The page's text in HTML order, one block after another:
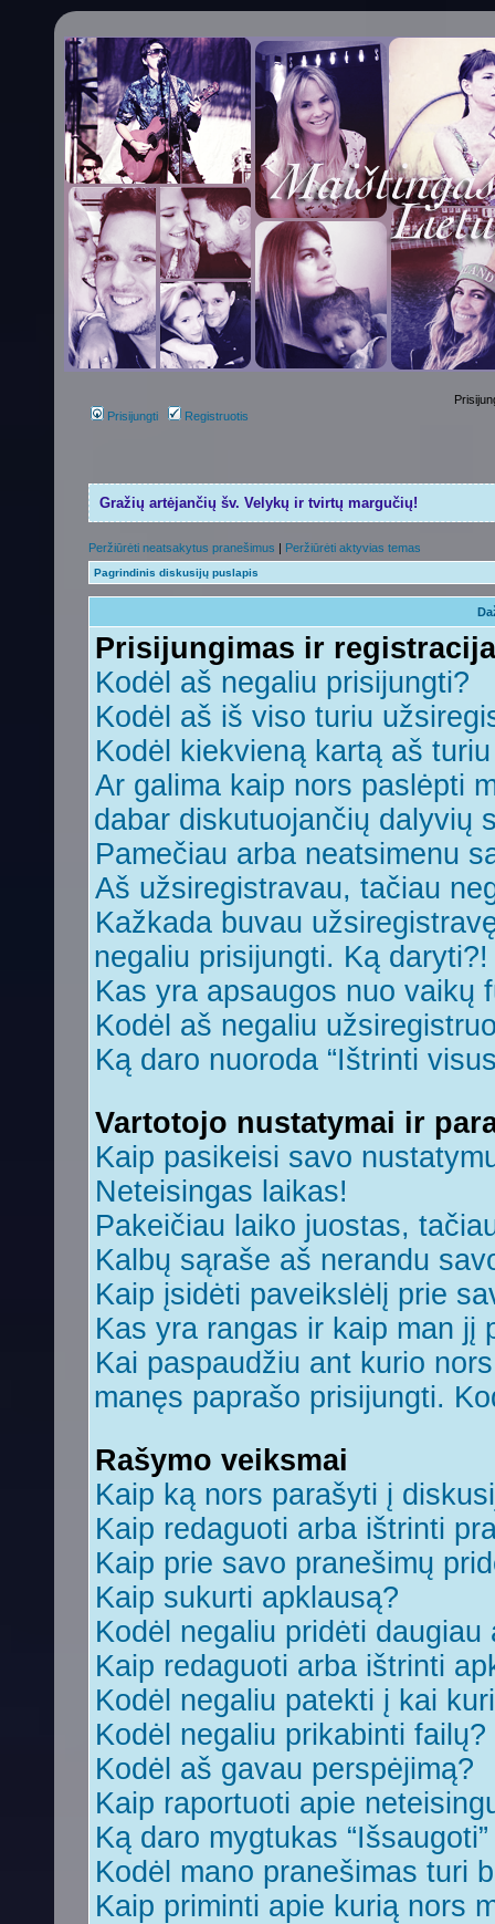
Prisijungti Registruotis
Gražių artėjančių šv. Velykų ir tvirtų margučių!
Peržiūrėti neatsakytus pranešimus | Peržiūrėti aktyvias temas
Pagrindinis diskusijų puslapis
Prisijungimas ir registracija
Kodėl aš negaliu prisijungti?
Kodėl aš iš viso turiu
Kodėl kiekvieną kartą aš
Ar galima kaip nors paslėpti
dabar diskutuojančių dalyvių
Pamečiau arba neatsimenu
Aš užsiregistravau, tačiau
Kažkada buvau
negaliu prisijungti. Ką daryti?!
Kas yra apsaugos nuo vaikų
Kodėl aš negaliu
Ką daro nuoroda “Ištrinti
Vartotojo nustatymai ir
Kaip pasikeisi savo
Neteisingas laikas!
Pakeičiau laiko juostas,
Kalbų sąraše aš nerandu
Kaip įsidėti paveikslėlį prie
Kas yra rangas ir kaip man jį
Kai paspaudžiu ant kurio
manęs paprašo prisijungti.
Rašymo veiksmai
Kaip ką nors parašyti į
Kaip redaguoti arba ištrinti
Kaip prie savo pranešimų
Kaip sukurti apklausą?
Kodėl negaliu pridėti
Kaip redaguoti arba ištrinti
Kodėl negaliu patekti į kai
Kodėl negaliu prikabinti failų?
Kodėl aš gavau perspėjimą?
Kaip raportuoti apie
Ką daro mygtukas
Kodėl mano pranešimas turi
Kaip priminti apie kurią nors